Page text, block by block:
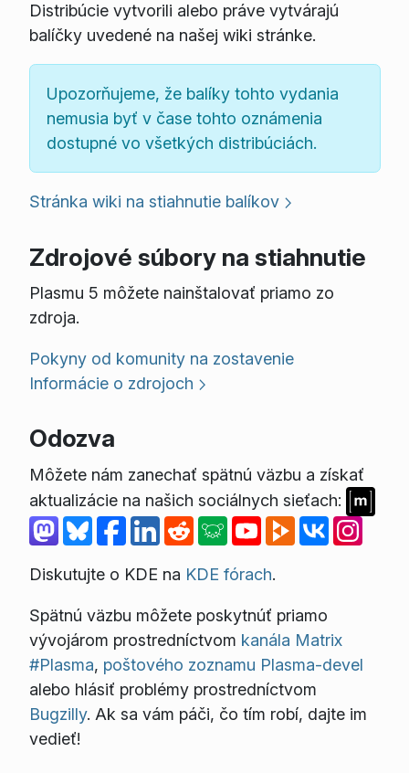
Distribúcie vytvorili alebo práve vytvárajú
balíčky uvedené na našej wiki stránke.
Upozorňujeme, že balíky tohto vydania
nemusia byť v čase tohto oznámenia
dostupné vo všetkých distribúciách.
Stránka wiki na stiahnutie balíkov
Zdrojové súbory na stiahnutie
Plasmu 5 môžete nainštalovať priamo zo
zdroja.
Pokyny od komunity na zostavenie
Informácie o zdrojoch
Odozva
Môžete nám zanechať spätnú väzbu a získať
aktualizácie na našich sociálnych sieťach:
Diskutujte o KDE na KDE fórach.
Spätnú väzbu môžete poskytnúť priamo
vývojárom prostredníctvom kanála Matrix
#Plasma, poštového zoznamu Plasma-devel
alebo hlásiť problémy prostredníctvom
Bugzilly. Ak sa vám páči, čo tím robí, dajte im
vedieť!